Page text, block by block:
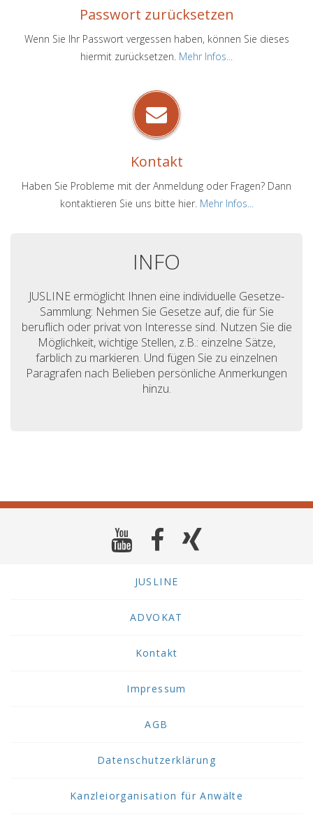
Passwort zurücksetzen
Wenn Sie Ihr Passwort vergessen haben, können Sie dieses
hiermit zurücksetzen. Mehr Infos...
Kontakt
Haben Sie Probleme mit der Anmeldung oder Fragen? Dann
kontaktieren Sie uns bitte hier. Mehr Infos...
INFO
JUSLINE ermöglicht Ihnen eine individuelle Gesetze-
Sammlung: Nehmen Sie Gesetze auf, die für Sie
beruflich oder privat von Interesse sind. Nutzen Sie die
Möglichkeit, wichtige Stellen, z.B.: einzelne Sätze,
farblich zu markieren. Und fügen Sie zu einzelnen
Paragrafen nach Belieben persönliche Anmerkungen
hinzu.
JUSLINE
ADVOKAT
Kontakt
Impressum
AGB
Datenschutzerklärung
Kanzleiorganisation für Anwälte